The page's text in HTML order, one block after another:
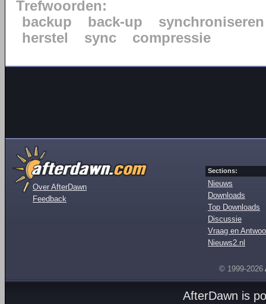
Trefwoorden:
backup
back-up
synchroniseren
herstel
sync compressie
Over AfterDawn
Feedback
Sections:
Nieuws
Downloads
Top Downloads
Discussie
Vraag en
Nieuws2.nl
© 1999-2026
AfterDawn is